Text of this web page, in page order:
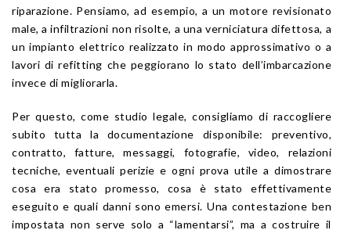
riparazione. Pensiamo, ad esempio, a un motore revisionato
male, a infiltrazioni non risolte, a una verniciatura difettosa, a
un impianto elettrico realizzato in modo approssimativo o a
lavori di refitting che peggiorano lo stato dell’imbarcazione
invece di migliorarla.
Per questo, come studio legale, consigliamo di raccogliere
subito tutta la documentazione disponibile: preventivo,
contratto, fatture, messaggi, fotografie, video, relazioni
tecniche, eventuali perizie e ogni prova utile a dimostrare
cosa era stato promesso, cosa è stato effettivamente
eseguito e quali danni sono emersi. Una contestazione ben
impostata non serve solo a “lamentarsi”, ma a costruire il